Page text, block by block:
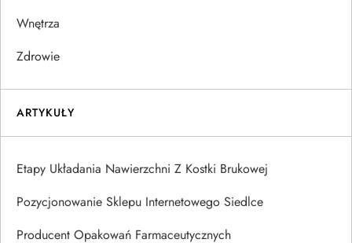
Wnętrza
Zdrowie
ARTYKUŁY
Etapy Układania Nawierzchni Z Kostki Brukowej
Pozycjonowanie Sklepu Internetowego Siedlce
Producent Opakowań Farmaceutycznych